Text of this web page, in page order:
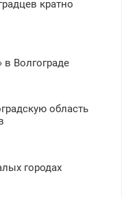
кратно
в Волгограде
область
городах